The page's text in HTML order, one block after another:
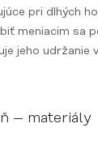
pri dlhých
meniacim sa
jeho
– materiály